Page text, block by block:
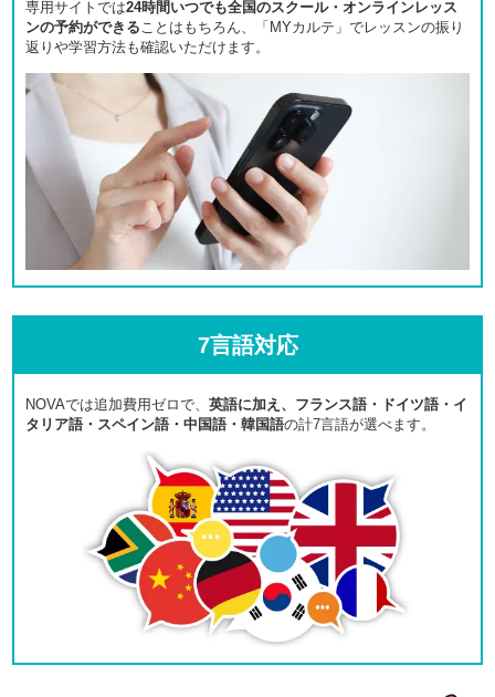
専用サイトでは24時間いつでも全国のスクール・オンラインレッス
ンの予約ができることはもちろん、「MYカルテ」でレッスンの振り
返りや学習方法も確認いただけます。
7言語対応
NOVAでは追加費用ゼロで、 英語に加え、フランス語・ドイツ語・イ
タリア語・スペイン語・中国語・韓国語の計7言語が選べます。